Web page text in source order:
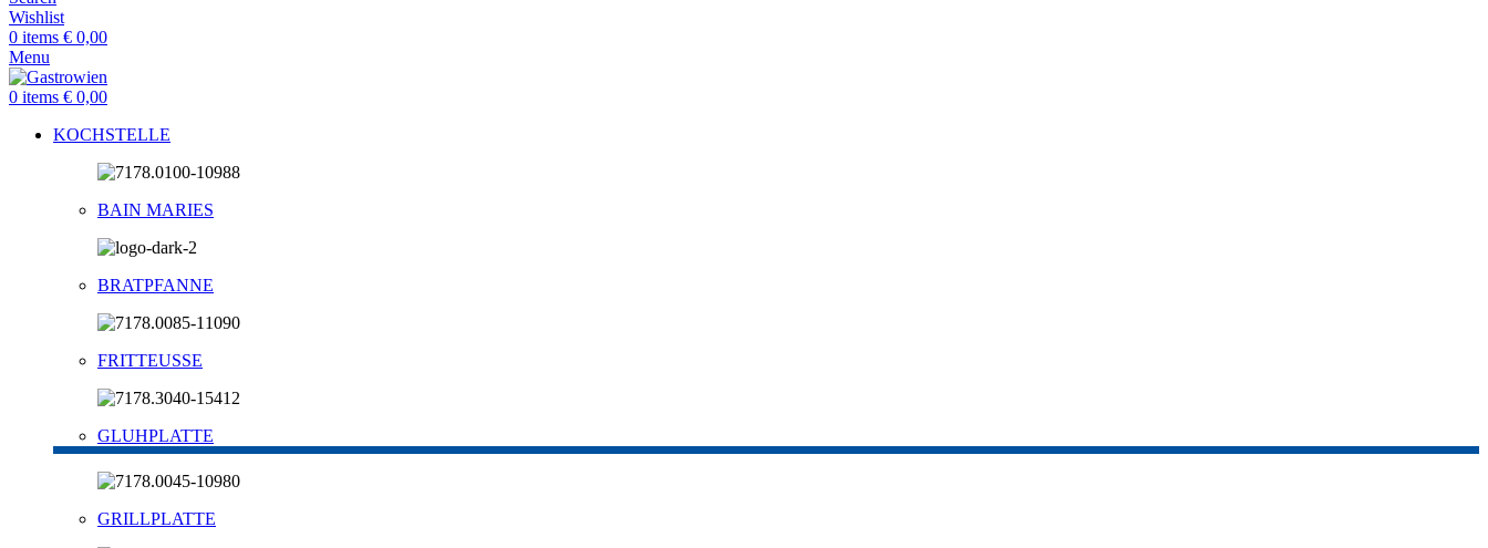
Wishlist
0 items € 0,00
Menu
0 items € 0,00
KOCHSTELLE
BAIN MARIES
BRATPFANNE
FRITTEUSSE
GLUHPLATTE
GRILLPLATTE